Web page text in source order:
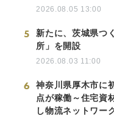
2026.08.05 13:00
5
新たに、茨城県つ
所」を開設
2026.08.03 11:00
6
神奈川県厚木市に
点が稼働～住宅資
し物流ネットワー